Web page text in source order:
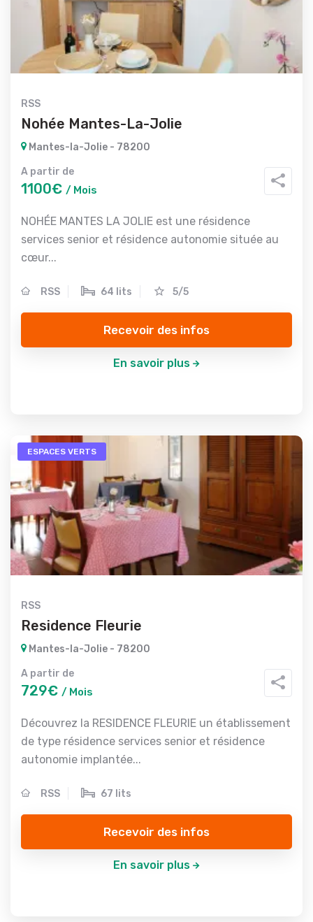
RSS
Nohée Mantes-La-Jolie
Mantes-la-Jolie - 78200
A partir de
1100€ / Mois
NOHÉE MANTES LA JOLIE est une résidence
services senior et résidence autonomie située au
cœur...
RSS 64 lits 5/5
Recevoir des infos
En savoir plus
ESPACES VERTS
RSS
Residence Fleurie
Mantes-la-Jolie - 78200
A partir de
729€ / Mois
Découvrez la RESIDENCE FLEURIE un établissement
de type résidence services senior et résidence
autonomie implantée...
RSS 67 lits
Recevoir des infos
En savoir plus